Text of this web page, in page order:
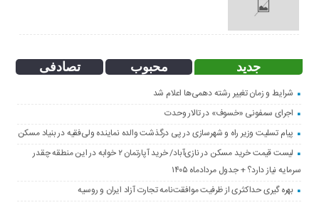
جدید محبوب
تصادفی
شرایط و زمان تغییر رشته دهمی‌ها اعلام شد
اجرای سمفونی «خسوف» در تالار وحدت
پیام تسلیت وزیر راه و شهرسازی در پی درگذشت والده نماینده ولی‌فقیه در بنیاد مسکن
لیست قیمت خرید مسکن در نازی‌آباد/ خرید آپارتمان ۲ خوابه در این منطقه چقدر
سرمایه نیاز دارد؟ + جدول مردادماه ۱۴۰۵
بهره گیری حداکثری از ظرفیت موافقت‌نامه تجارت آزاد ایران و روسیه